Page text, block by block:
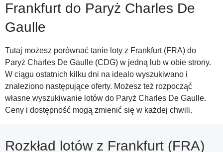
Frankfurt do Paryż Charles De
Gaulle
Tutaj możesz porównać tanie loty z Frankfurt (FRA) do
Paryż Charles De Gaulle (CDG) w jedną lub w obie strony.
W ciągu ostatnich kilku dni na idealo wyszukiwano i
znaleziono następujące oferty. Możesz też rozpocząć
własne wyszukiwanie lotów do Paryż Charles De Gaulle.
Ceny i dostępność mogą zmienić się w każdej chwili.
Rozkład lotów z Frankfurt (FRA)